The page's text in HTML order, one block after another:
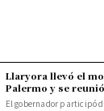
Llaryora llevó el
Palermo y se
El gobernador participó